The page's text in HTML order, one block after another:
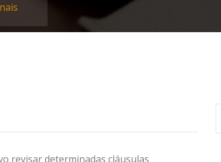
revisar determinadas cláusulas